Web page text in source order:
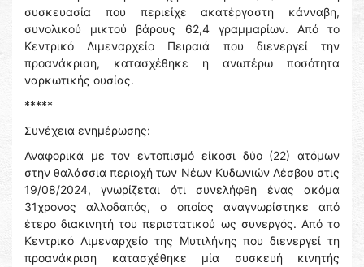
συσκευασία που περιείχε ακατέργαστη κάνναβη,
συνολικού μικτού βάρους 62,4 γραμμαρίων. Από το
Κεντρικό Λιμεναρχείο Πειραιά που διενεργεί την
προανάκριση, κατασχέθηκε η ανωτέρω ποσότητα
ναρκωτικής ουσίας.
*****
Συνέχεια ενημέρωσης:
Αναφορικά με τον εντοπισμό είκοσι δύο (22) ατόμων
στην θαλάσσια περιοχή των Νέων Κυδωνιών Λέσβου στις
19/08/2024, γνωρίζεται ότι συνελήφθη ένας ακόμα
31χρονος αλλοδαπός, ο οποίος αναγνωρίστηκε από
έτερο διακινητή του περιστατικού ως συνεργός. Από το
Κεντρικό Λιμεναρχείο της Μυτιλήνης που διενεργεί τη
προανάκριση κατασχέθηκε μία συσκευή κινητής